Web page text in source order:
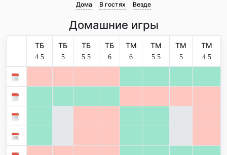
Дома В гостях Везде
Домашние игры
ТБ
4.5
ТБ
5
ТБ
5.5
ТБ
6
ТМ
6
ТМ
5.5
ТМ
5
ТМ
4.5